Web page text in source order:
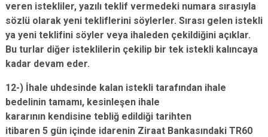
veren istekliler, yazılı teklif vermedeki numara sırasıyla
sözlü olarak yeni tekliflerini söylerler. Sırası gelen istekli
ya yeni teklifini söyler veya ihaleden çekildiğini açıklar.
Bu turlar diğer isteklilerin çekilip bir tek istekli kalıncaya
kadar devam eder.
12-) İhale uhdesinde kalan istekli tarafından ihale
bedelinin tamamı, kesinleşen ihale
kararının kendisine tebliğ edildiği tarihten
itibaren 5 gün içinde idarenin Ziraat Bankasındaki TR60